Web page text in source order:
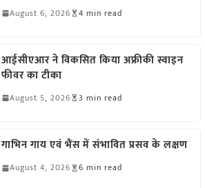
August 6, 2026 4 min read
आईसीएआर ने विकसित किया अफ्रीकी स्वाइन
फीवर का टीका
August 5, 2026 3 min read
गाभिन गाय एवं भैंस में संभावित प्रसव के लक्षण
August 4, 2026 6 min read